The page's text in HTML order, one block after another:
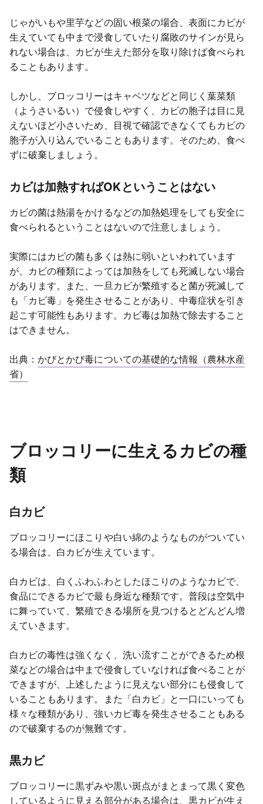
じゃがいもや里芋などの固い根菜の場合、表面にカビが
生えていても中まで浸食していたり腐敗のサインが見ら
れない場合は、カビが生えた部分を取り除けば食べられ
ることもあります。
しかし、ブロッコリーはキャベツなどと同じく葉菜類
（ようさいるい）で侵食しやすく、カビの胞子は目に見
えないほど小さいため、目視で確認できなくてもカビの
胞子が入り込んでいることもあります。そのため、食べ
ずに破棄しましょう。
カビは加熱すればOKということはない
カビの菌は熱湯をかけるなどの加熱処理をしても安全に
食べられるということはないので注意しましょう。
実際にはカビの菌も多くは熱に弱いといわれています
が、カビの種類によっては加熱をしても死滅しない場合
があります。また、一旦カビが繁殖すると菌が死滅して
も「カビ毒」を発生させることがあり、中毒症状を引き
起こす可能性もあります。カビ毒は加熱で除去すること
はできません。
出典：かびとかび毒についての基礎的な情報（農林水産
省）
ブロッコリーに生えるカビの種
類
白カビ
ブロッコリーにほこりや白い綿のようなものがついてい
る場合は、白カビが生えています。
白カビは、白くふわふわとしたほこりのようなカビで、
食品にできるカビで最も身近な種類です。普段は空気中
に舞っていて、繁殖できる場所を見つけるとどんどん増
えていきます。
白カビの毒性は強くなく、洗い流すことができるため根
菜などの場合は中まで侵食していなければ食べることが
できますが、上述したように見えない部分にも侵食して
いることもあります。また「白カビ」と一口にいっても
様々な種類があり、強いカビ毒を発生させることもある
ので破棄するのが無難です。
黒カビ
ブロッコリーに黒ずみや黒い斑点がまとまって黒く変色
しているように見える部分がある場合は、黒カビが生え